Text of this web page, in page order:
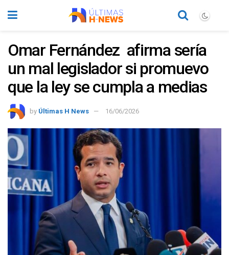
Omar Fernández afirma sería
un mal legislador si promuevo
que la ley se cumpla a medias
by Últimas H News 16/06/2026